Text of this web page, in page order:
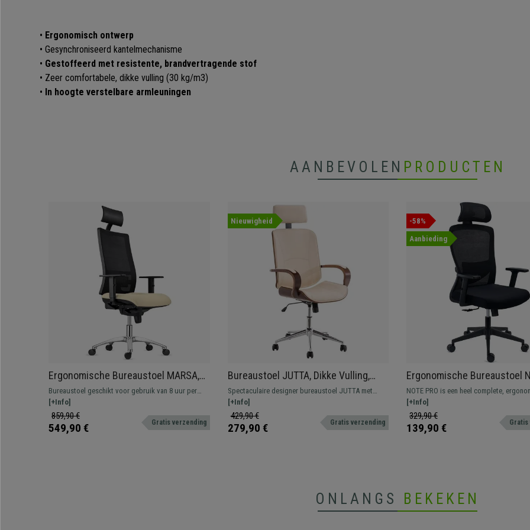
• Ergonomisch ontwerp
• Gesynchroniseerd kantelmechanisme
• Gestoffeerd met resistente, brandvertragende stof
• Zeer comfortabele, dikke vulling (30 kg/m3)
• In hoogte verstelbare armleuningen
AANBEVOLEN PRODUCTEN
Ergonomische Bureaustoel MARSA,
Metalen onderstel, Hoofdsteun,
Verstelbare Armleuningen en
Lendensteun, Beige
Bureaustoel geschikt voor gebruik van 8 uur per
dag, met verstelbare lendensteun en rugleuning,
synchroonkantelmechanisme en brandvertragende
ademende mesh-stof.
[+Info]
859,90 €
549,90 € Gratis verzending
Nieuwigheid
Bureaustoel JUTTA, Dikke Vulling,
Elegant Ontwerp met Hout en
Lederen Bekleding in de kleur Beige
Spectaculaire designer bureaustoel JUTTA met
walnoot houten frame en bekleding van
hoogwaardig kunstleder. Verkrijgbaar in diverse
kleuren.
[+Info]
429,90 €
279,90 € Gratis verzending
-58%
Aanbieding
Ergonomische Bureaustoel
PRO, Gebruik 8h,
Lendensteun, Metalen
Zwart
NOTE PRO is een heel complete,
verstelbare bureaustoel waarbij vooral de
gewatteerde lendensteun in het oog
[+Info]
329,90 €
139,90 € Gratis
ONLANGS BEKEKEN